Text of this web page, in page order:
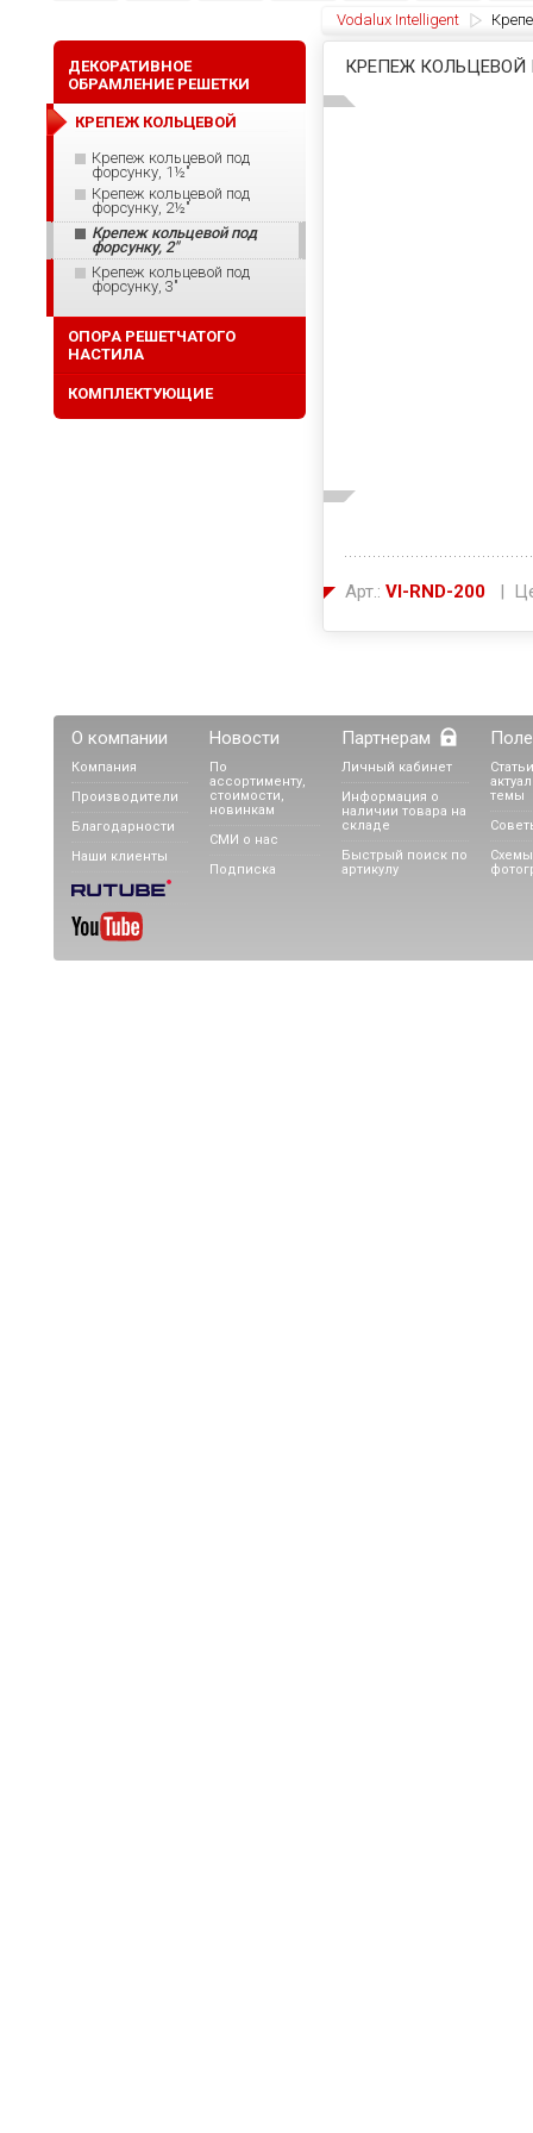
Vodalux Intelligent
КРЕПЕЖ КОЛЬЦЕВОЙ
Арт.: VI-RND-200 |
ДЕКОРАТИВНОЕ
ОБРАМЛЕНИЕ РЕШЕТКИ
КРЕПЕЖ КОЛЬЦЕВОЙ
Крепеж кольцевой под
форсунку, 1½"
Крепеж кольцевой под
форсунку, 2½"
Крепеж кольцевой под
форсунку, 2"
Крепеж кольцевой под
форсунку, 3"
ОПОРА РЕШЕТЧАТОГО
НАСТИЛА
КОМПЛЕКТУЮЩИЕ
О компании
Компания
Производители
Благодарности
Наши клиенты
Новости
По
ассортименту,
стоимости,
новинкам
СМИ о нас
Подписка
Партнерам
Личный кабинет
Информация о
наличии товара на
складе
Быстрый поиск по
артикулу
темы